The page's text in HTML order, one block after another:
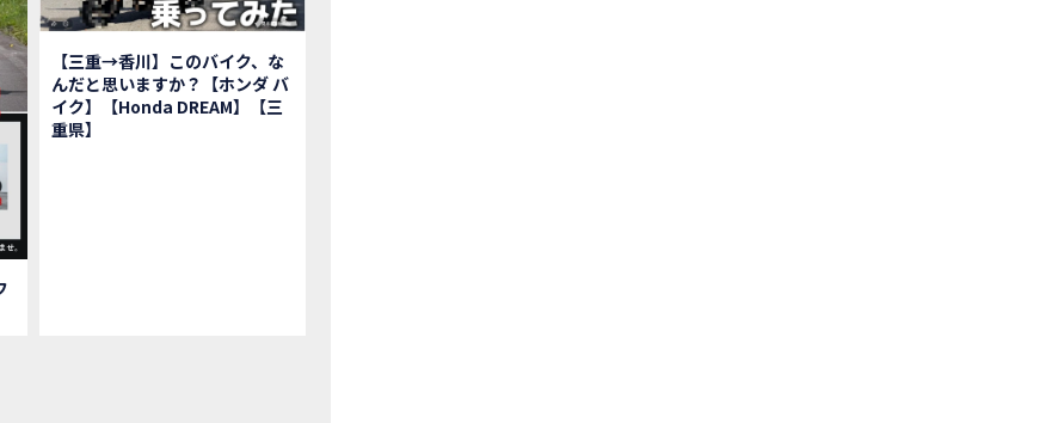
ツインサーキット】バイク＆クルマ夢のコラボイベント！「HCM２＆４サーキットフェス」レポ
対面！バイク女子6人がツーリング行ったらwww
女子6人でツーリング行った結果ww！後編
。いつもソロの女性ライダー、大人のマスツーリングへついていった【三重〜長野•茶臼山高原経由】Honda CL500
まどかさんコラボ】CIVIC TYPE R♪ スタッフオススメの鈴鹿ドライブへ！【前編】
２＆４サーキットフェス2023 紹介動画②
２＆４サーキットフェス2023 紹介動画①
はつこさんコラボ動画
Dream 四日市のご紹介
Dream 鈴鹿のご紹介
Dream 松阪のご紹介
【三重→香川】このバイク、な
んだと思いますか？【ホンダ バ
イク】【Honda DREAM】【三
重県】